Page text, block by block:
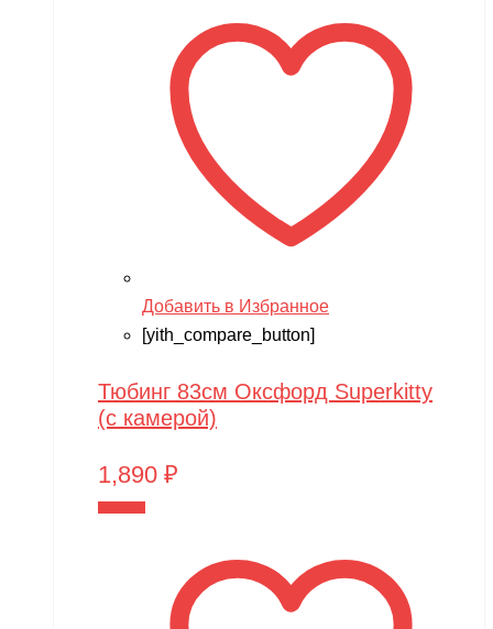
Добавить в Избранное
[yith_compare_button]
Тюбинг 83см Оксфорд Superkitty
(с камерой)
1,890 ₽